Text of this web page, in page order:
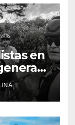
en